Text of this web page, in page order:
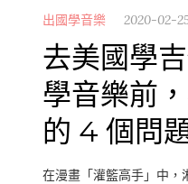
出國學音樂 2020-02-
去美國學
學音樂前
的 4 個問
在漫畫「灌籃高手」中，